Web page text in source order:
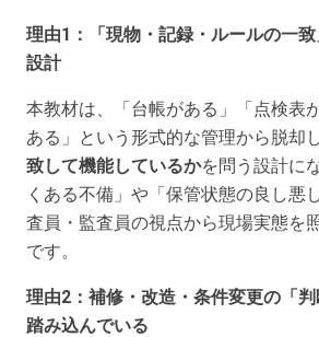
理由1：「現物・記録・ルールの一
設計
本教材は、「台帳がある」「点検表
ある」という形式的な管理から脱却し
致して機能しているかを問う設計に
くある不備」や「保管状態の良し悪
査員・監査員の視点から現場実態を
です。
理由2：補修・改造・条件変更の「
踏み込んでいる